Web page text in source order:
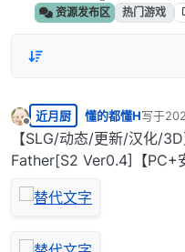
资源发布区 热门游戏
离线
近月厨 懂的都懂H写于
最后由
【SLG/动态/更新/汉化/
Father[S2 Ver0.4]【PC+